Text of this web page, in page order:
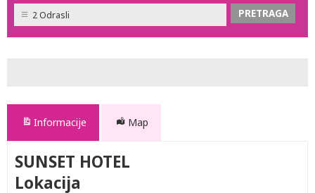
2 Odrasli
Informacije Map
SUNSET HOTEL
Lokacija